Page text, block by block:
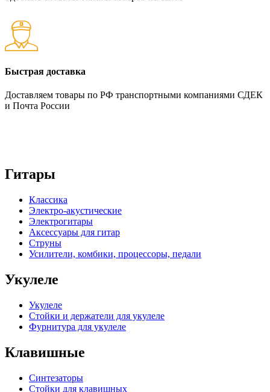
Быстрая доставка
Доставляем товары по РФ транспортными компаниями СДЕК
и Почта России
Гитары
Классика
Электро-акустические
Электрогитары
Аксессуары для гитар
Струны
Усилители, комбики, процессоры, педали
Укулеле
Укулеле
Стойки и держатели для укулеле
Фурнитура для укулеле
Клавишные
Синтезаторы
Стойки для клавишных